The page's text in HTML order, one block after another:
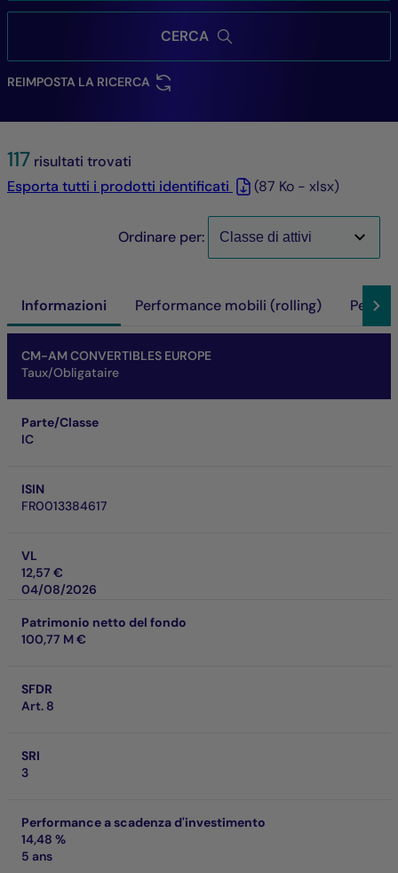
CERCA
REIMPOSTA LA RICERCA
117 risultati trovati
Esporta tutti i prodotti identificati
(87 Ko - xlsx)
Ordinare per:
Informazioni Performance mobili (rolling)
CM-AM CONVERTIBLES EUROPE
Taux/Obligataire
Parte/Classe
IC
ISIN
FR0013384617
VL
12,57 €
04/08/2026
Patrimonio netto del fondo
100,77 M €
SFDR
Art. 8
SRI
3
Performance a scadenza d'investimento
14,48 %
5 ans